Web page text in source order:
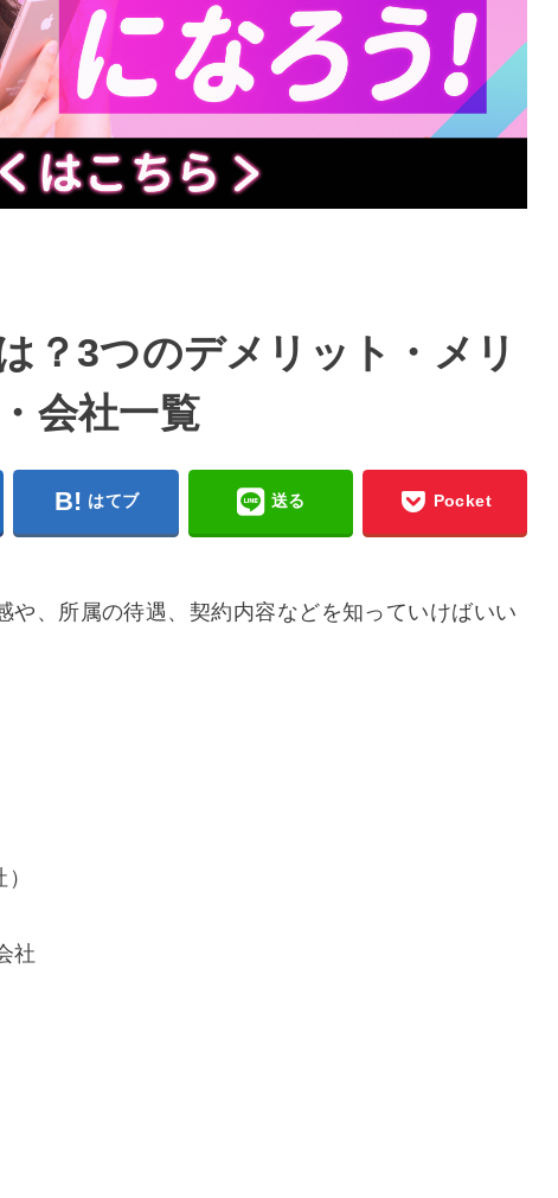
？3つのデメリット・メリ
会社一覧
はてブ 送る Pocket
や、所属の待遇、契約内容などを知っていけばいい
社